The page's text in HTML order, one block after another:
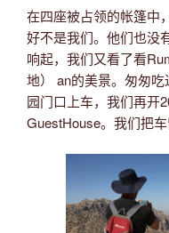
在四座被占领的帐篷中
好不是我们。他们也没
响起，我们又看了看
地）
an的美景。匆匆
园门口上车，我们再开
GuestHouse。我们把